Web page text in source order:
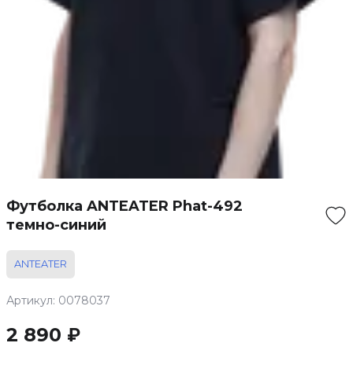
Футболка ANTEATER Phat-492
темно-синий
ANTEATER
Артикул: 0078037
2 890 ₽